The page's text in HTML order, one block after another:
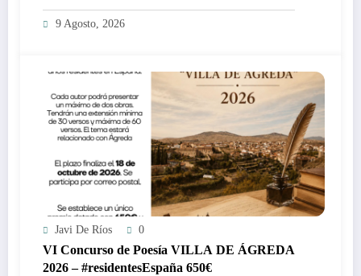
pesos MXN
9 Agosto, 2026
Javi De Ríos 0
VI Concurso de Poesía VILLA DE ÁGREDA
2026 – #residentesEspaña 650€